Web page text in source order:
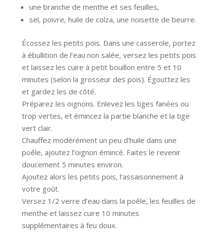
une branche de menthe et ses feuilles,
sel, poivre, huile de colza, une noisette de beurre.
Écossez les petits pois. Dans une casserole, portez
à ébullition de l’eau non salée, versez les petits pois
et laissez les cuire à petit bouillon entre 5 et 10
minutes (selon la grosseur des pois). Égouttez les
et gardez les de côté.
Préparez les oignons. Enlevez les tiges fanées ou
trop vertes, et émincez la partie blanche et la tige
vert clair.
Chauffez modérément un peu d’huile dans une
poêle, ajoutez l’oignon émincé. Faites le revenir
doucement 5 minutes environ.
Ajoutez alors les petits pois, l’assaisonnement à
votre goût.
Versez 1/2 verre d’eau dans la poêle, les feuilles de
menthe et laissez cuire 10 minutes
supplémentaires à feu doux.